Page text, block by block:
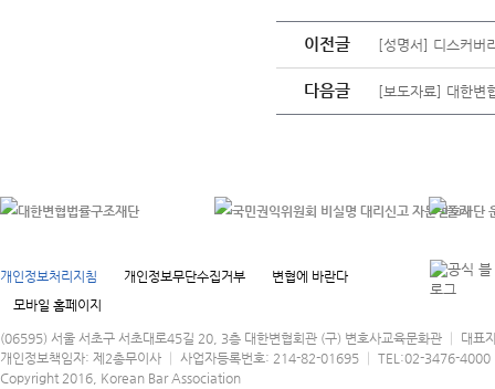
이전글 [성명서] 디스커버
다음글 [보도자료] 대한변
개인정보처리지침 개인정보무단수집거부
변협에 바란다
모바일 홈페이지
(06595) 서울 서초구 서초대로45길 20, 3층 대한변협회관 (구) 변호사교육문화관 │ 대표
개인정보책임자: 제2총무이사 │ 사업자등록번호: 214-82-01695 │ TEL:02-3476-
Copyright 2016, Korean Bar Association